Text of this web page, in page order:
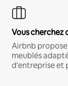
Vous cherchez
Airbnb
meublés
d'entreprise et